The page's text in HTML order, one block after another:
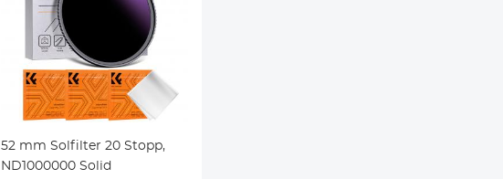
52 mm Solfilter 20 Stopp,
ND1000000 Solid